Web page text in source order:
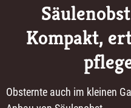
Kompakt,
Obsternte auch im kleinen